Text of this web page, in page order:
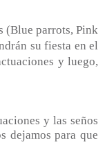
(Blue parrots, Pink
su fiesta en el
y luego,
y las seños
dejamos para que